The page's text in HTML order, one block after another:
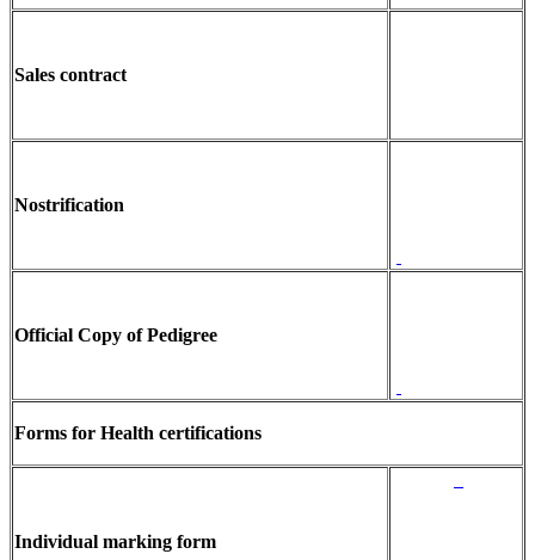
Sales contract
Nostrification
Official Copy of Pedigree
Forms for Health certifications
Individual marking form